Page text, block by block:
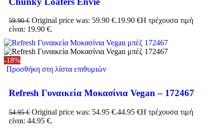
59.90€ Original price was: 59.90 €.19.90 €Η τρέχουσα τιμή
είναι: 19.90 €.
-18%
Προσθήκη στη λίστα επιθυμιών
Refresh Γυναικεία Μοκασίνια Vegan – 172467
54.95€ Original price was: 54.95 €.44.95 €Η τρέχουσα τιμή
είναι: 44.95 €.